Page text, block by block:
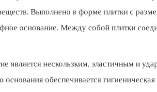
Выполнено в форме плитки с
основание. Между собой плитки
является нескользким, эластичным и
обеспечивается